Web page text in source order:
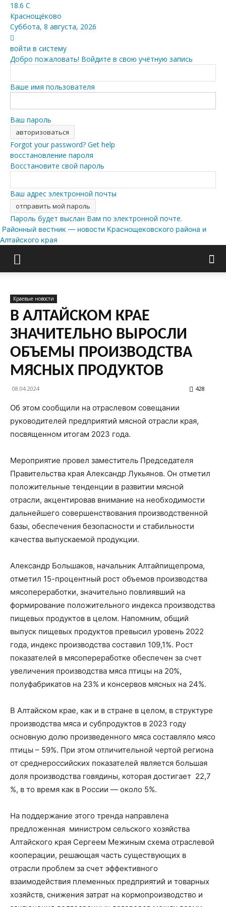
18.6 C
Краснощёково
Суббота, 8 августа, 2026
войти в систему
Добро пожаловать! Войдите в свою учётную запись
Ваше имя пользователя
Ваш пароль
Forgot your password? Get help
восстановление пароля
Восстановите свой пароль
Ваш адрес электронной почты
Пароль будет выслан Вам по электронной почте.
Районный вестник — новости Краснощековского района и
Алтайского края
Краевые новости
В АЛТАЙСКОМ КРАЕ
ЗНАЧИТЕЛЬНО ВЫРОСЛИ
ОБЪЕМЫ ПРОИЗВОДСТВА
МЯСНЫХ ПРОДУКТОВ
08.04.2024 428
Об этом сообщили на отраслевом совещании
руководителей предприятий мясной отрасли края,
посвященном итогам 2023 года.
Мероприятие провел заместитель Председателя
Правительства края Александр Лукьянов. Он отметил
положительные тенденции в развитии мясной
отрасли, акцентировав внимание на необходимости
дальнейшего совершенствования производственной
базы, обеспечения безопасности и стабильности
качества выпускаемой продукции.
Александр Большаков, начальник Алтайпищепрома,
отметил 15-процентный рост объемов производства
мясопереработки, значительно повлиявший на
формирование положительного индекса производства
пищевых продуктов в целом. Напомним, общий
выпуск пищевых продуктов превысил уровень 2022
года, индекс производства составил 109,1%. Рост
показателей в мясопереработке обеспечен за счет
увеличения производства мяса птицы на 20%,
полуфабрикатов на 23% и консервов мясных на 24%.
В Алтайском крае, как и в стране в целом, в структуре
производства мяса и субпродуктов в 2023 году
основную долю произведенного мяса составляло мясо
птицы – 59%. При этом отличительной чертой региона
от среднероссийских показателей является большая
доля производства говядины, которая достигает 22,7
%, в то время как в России — около 5%.
На поддержание этого тренда направлена
предложенная министром сельского хозяйства
Алтайского края Сергеем Межиным схема отраслевой
кооперации, решающая часть существующих в
отрасли проблем за счет эффективного
взаимодействия племенных предприятий и товарных
хозяйств, снижения затрат на кормопроизводство и